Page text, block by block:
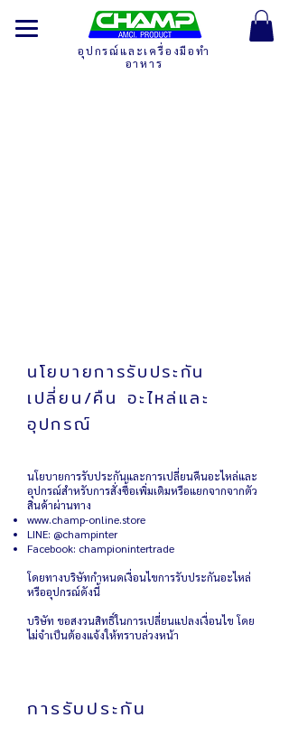
อุปกรณ์และเครื่องมือทำ
อาหาร
นโยบายการรับประกัน
เปลี่ยน/คืน อะไหล่และ
อุปกรณ์
นโยบายการรับประกันและการเปลี่ยนคืนอะไหล่และ
อุปกรณ์สำหรับการสั่งซื้อเพิ่มเติมหรือแยกจากจากตัว
สินค้าผ่านทาง
www.champ-online.store
LINE: @champinter
Facebook: championintertrade
โดยทางบริษัทกำหนดเงื่อนไขการรับประกันอะไหล่
หรืออุปกรณ์ดังนี้
บริษัท ขอสงวนสิทธิ์ในการเปลี่ยนแปลงเงื่อนไข โดย
ไม่จำเป็นต้องแจ้งให้ทราบล่วงหน้า
การรับประกัน